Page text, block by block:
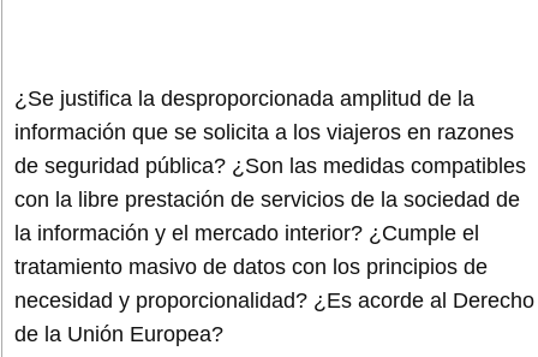
¿Se justifica la desproporcionada amplitud de la
información que se solicita a los viajeros en razones
de seguridad pública? ¿Son las medidas compatibles
con la libre prestación de servicios de la sociedad de
la información y el mercado interior? ¿Cumple el
tratamiento masivo de datos con los principios de
necesidad y proporcionalidad? ¿Es acorde al Derecho
de la Unión Europea?